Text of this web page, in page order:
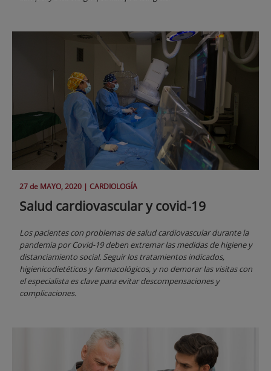
27 de MAYO, 2020 | CARDIOLOGÍA
Salud cardiovascular y covid-19
Los pacientes con problemas de salud cardiovascular durante la
pandemia por Covid-19 deben extremar las medidas de higiene y
distanciamiento social. Seguir los tratamientos indicados,
higienicodietéticos y farmacológicos, y no demorar las visitas con
el especialista es clave para evitar descompensaciones y
complicaciones.